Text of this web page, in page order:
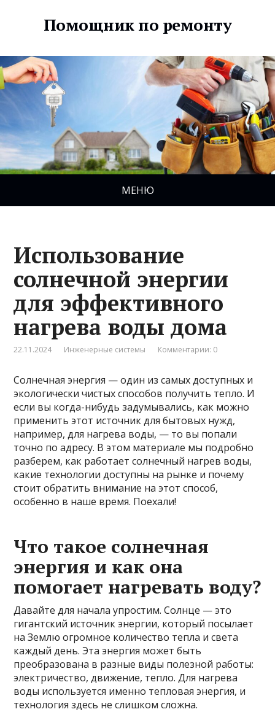
Помощник по ремонту
МЕНЮ
Использование
солнечной энергии
для эффективного
нагрева воды дома
22.11.2024 Инженерные системы Комментарии: 0
Солнечная энергия — один из самых доступных и
экологически чистых способов получить тепло. И
если вы когда-нибудь задумывались, как можно
применить этот источник для бытовых нужд,
например, для нагрева воды, — то вы попали
точно по адресу. В этом материале мы подробно
разберем, как работает солнечный нагрев воды,
какие технологии доступны на рынке и почему
стоит обратить внимание на этот способ,
особенно в наше время. Поехали!
Что такое солнечная
энергия и как она
помогает нагревать воду?
Давайте для начала упростим. Солнце — это
гигантский источник энергии, который посылает
на Землю огромное количество тепла и света
каждый день. Эта энергия может быть
преобразована в разные виды полезной работы:
электричество, движение, тепло. Для нагрева
воды используется именно тепловая энергия, и
технология здесь не слишком сложна.